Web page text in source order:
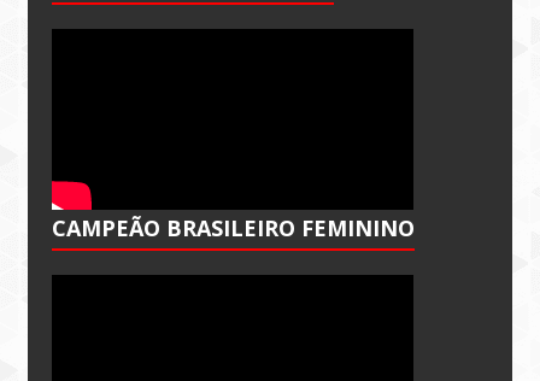
CAMPEÃO BRASILEIRO FEMININO